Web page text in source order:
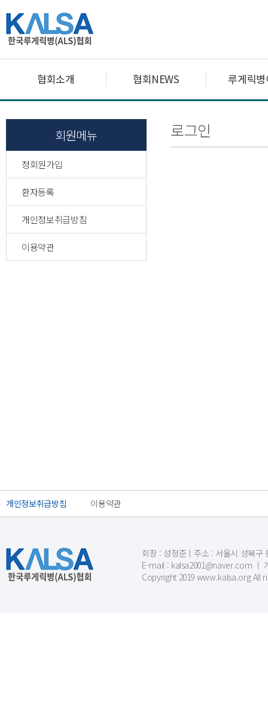
협회소개 협회NEWS 루게릭
회원메뉴
정회원가입
환자등록
개인정보취급방침
이용약관
로그인
개인정보취급방침 이용약관
회장 : 성정준ㅣ주소 : 서울시 성북구
E-mail : kalsa2001@naver.com ㅣ
Copyright 2019 www.kalsa.org All